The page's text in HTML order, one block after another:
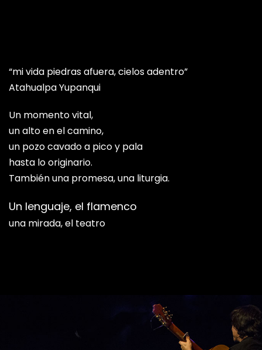
“mi vida piedras afuera, cielos adentro”
Atahualpa Yupanqui
Un momento vital,
un alto en el camino,
un pozo cavado a pico y pala
hasta lo originario.
También una promesa, una liturgia.
Un lenguaje, el flamenco
una mirada, el teatro